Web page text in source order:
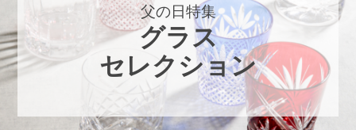
グラス
セレクション
父の日特集